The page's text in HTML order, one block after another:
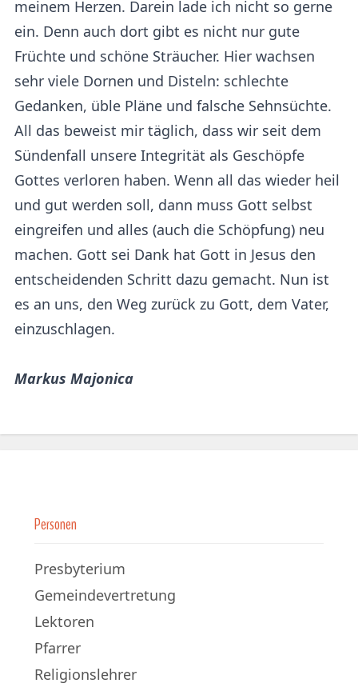
meinem Herzen. Darein lade ich nicht so gerne
ein. Denn auch dort gibt es nicht nur gute
Früchte und schöne Sträucher. Hier wachsen
sehr viele Dornen und Disteln: schlechte
Gedanken, üble Pläne und falsche Sehnsüchte.
All das beweist mir täglich, dass wir seit dem
Sündenfall unsere Integrität als Geschöpfe
Gottes verloren haben. Wenn all das wieder heil
und gut werden soll, dann muss Gott selbst
eingreifen und alles (auch die Schöpfung) neu
machen. Gott sei Dank hat Gott in Jesus den
entscheidenden Schritt dazu gemacht. Nun ist
es an uns, den Weg zurück zu Gott, dem Vater,
einzuschlagen.
Markus Majonica
Personen
Presbyterium
Gemeindevertretung
Lektoren
Pfarrer
Religionslehrer